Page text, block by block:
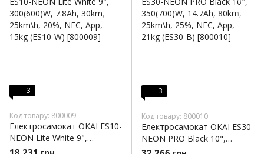
3
Код товару: 800009
Електросамокат OKAI ES10-
NEON Lite White 9",
300(600)W, 7.8Ah, 30km,
3
Код товару: 800010
Електросамокат OKAI ES30-
NEON PRO Black 10",
350(700)W, 14.7Ah, 80km,